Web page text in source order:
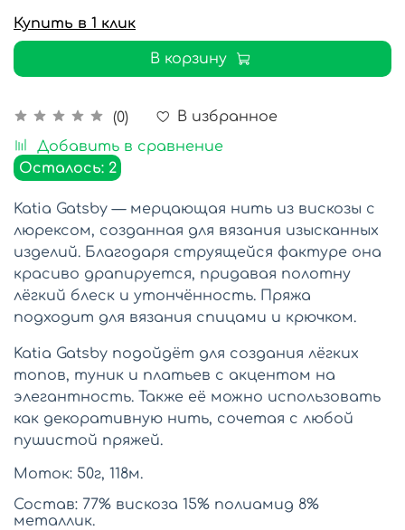
(0)
В избранное
Добавить в сравнение
Осталось: 2
Купить в 1 клик
В корзину
Katia Gatsby — мерцающая нить из вискозы с
люрексом, созданная для вязания изысканных
изделий. Благодаря струящейся фактуре она
красиво драпируется, придавая полотну
лёгкий блеск и утончённость. Пряжа
подходит для вязания спицами и крючком.
Katia Gatsby подойдёт для создания лёгких
топов, туник и платьев с акцентом на
элегантность. Также её можно использовать
как декоративную нить, сочетая с любой
пушистой пряжей.
Моток: 50г, 118м.
Состав: 77% вискоза 15% полиамид 8%
металлик.